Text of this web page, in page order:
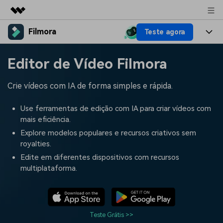
Produtos em destaque
Utilitários
Negócios
Soluções
Sobre nós
Sala de imprensa
Loja
Suporte
Filmora Teste agora
Produtos
Recursos criativos
IA
Vídeo/Imagem
Áudio
Textos
Soluções
Filmora para
Criar
Recursos
Prompts de Vídeo
populares para gerar vídeos
semelhantes em segundos
tendências de marketing de
vídeo em 2025
Central de ajuda
Fale conosco Histórias de clientes
alcançam sucesso
Preços Entrar
Editor de Vídeo Filmora
Crie vídeos com IA de forma simples e rápida.
Use ferramentas de edição com IA para criar vídeos com
mais eficiência.
Explore modelos populares e recursos criativos sem
royalties.
Edite em diferentes dispositivos com recursos
multiplataforma.
Teste Grátis >>